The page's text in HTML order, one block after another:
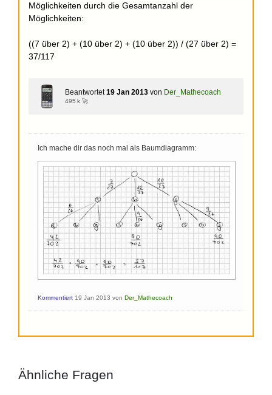
Möglichkeiten durch die Gesamtanzahl der
Möglichkeiten:
((7 über 2) + (10 über 2) + (10 über 2)) / (27 über 2) =
37/117
Beantwortet 19 Jan 2013 von Der_Mathecoach
495 k 🚀
Ich mache dir das noch mal als Baumdiagramm:
Kommentiert 19 Jan 2013 von Der_Mathecoach
Ähnliche Fragen